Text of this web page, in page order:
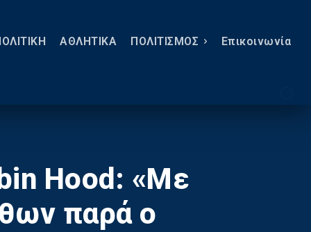
ΑΘΛΗΤΙΚΑ ΠΟΛΙΤΙΣΜΟΣ Eπικοινωνία
Hood: «Με
παρά ο